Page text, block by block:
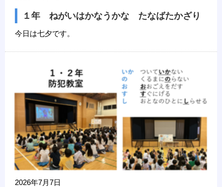
１年 ねがいはかなうかな たなばたかざり
今日は七夕です。
2026年7月7日